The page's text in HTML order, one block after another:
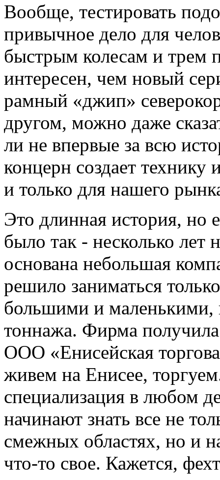
Вообще, тестировать
привычное дело для
быстрым колесам и трем
интересен, чем новый
рамный «джип»
другом, можно даже
ли не впервые за всю
концерн создает технику
и только для нашего
Это длинная история, но
было так - несколько лет
основана небольшая
решило заниматься
большими и
тоннажа. Фирма
ООО «Енисейская
живем на Енисее,
специализация в любом
начинают знать все не
смежных областях, но и
что-то свое. Кажется,